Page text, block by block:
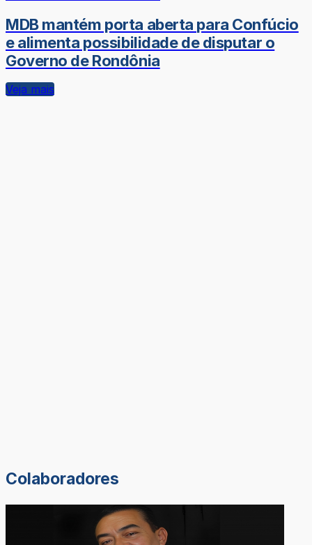
MDB mantém porta aberta para Confúcio
e alimenta possibilidade de disputar o
Governo de Rondônia
Veja mais
Colaboradores